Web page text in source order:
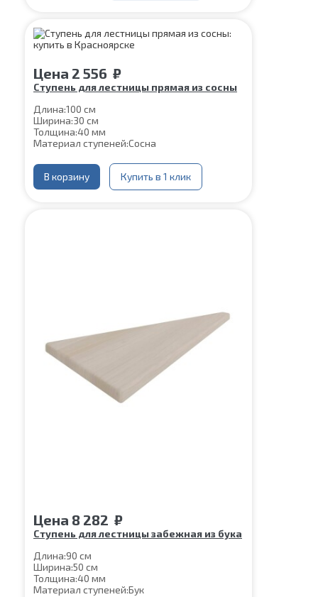
Цена 2 556 ₽
Ступень для лестницы прямая из сосны
Длина:100 см
Ширина:30 см
Толщина:40 мм
Материал ступеней:Сосна
В корзину Купить в 1 клик
Цена 8 282 ₽
Ступень для лестницы забежная из бука
Длина:90 см
Ширина:50 см
Толщина:40 мм
Материал ступеней:Бук